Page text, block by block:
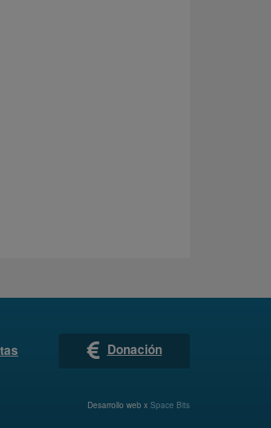
Donación
Desarrollo web x Space Bits